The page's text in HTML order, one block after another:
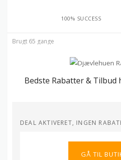
100% SUCCESS
Brugt 65 gange
Bedste Rabatter &
DEAL AKTIVERET, INGEN
GÅ TIL